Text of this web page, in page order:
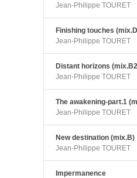
Jean-Philippe TOURET
Finishing touches
Jean-Philippe TOURET
Distant horizons
Jean-Philippe TOURET
The awakening-part.1
Jean-Philippe TOURET
New destination (mix.B)
Jean-Philippe TOURET
Impermanence